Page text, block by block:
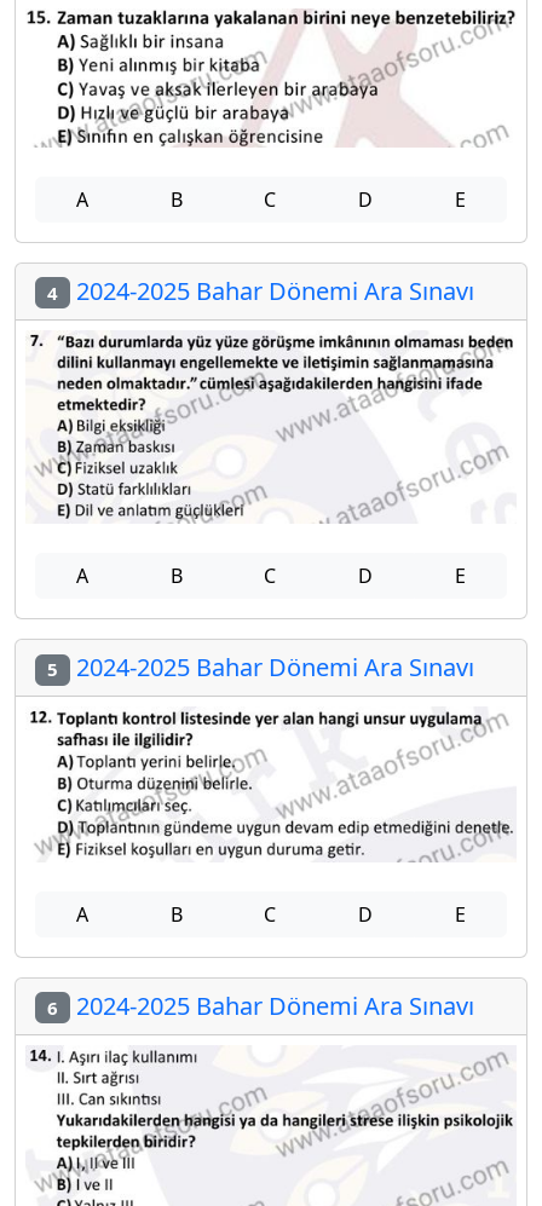
A B C D E
4 2024-2025 Bahar Dönemi Ara Sınavı
A B C D E
5 2024-2025 Bahar Dönemi Ara Sınavı
A B C D E
6 2024-2025 Bahar Dönemi Ara Sınavı